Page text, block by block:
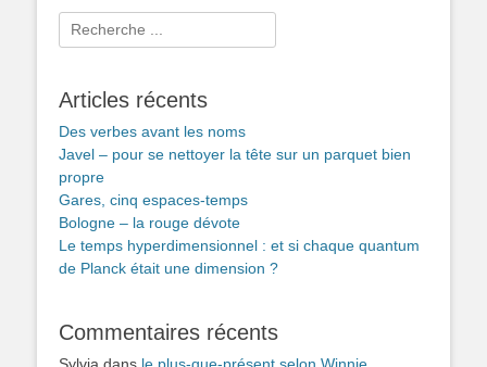
Rechercher :
Articles récents
Des verbes avant les noms
Javel – pour se nettoyer la tête sur un parquet bien
propre
Gares, cinq espaces-temps
Bologne – la rouge dévote
Le temps hyperdimensionnel : et si chaque quantum
de Planck était une dimension ?
Commentaires récents